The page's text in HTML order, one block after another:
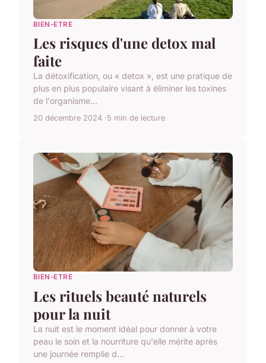
BIEN-ETRE
Les risques d'une detox mal
faite
La détoxification, ou « detox », est une pratique de
plus en plus populaire visant à éliminer les toxines
de l'organisme...
20 décembre 2024 5 min de lecture
BIEN-ETRE
Les rituels beauté naturels
pour la nuit
La nuit est le moment idéal pour donner à votre
peau le soin et la nourriture qu'elle mérite après
une journée remplie d...